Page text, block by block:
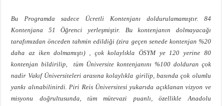
Bu Programda sadece Ücretli Kontenjanı doldurulamamıştır. 84
Kontenjana 51 Öğrenci yerleşmiştir. Bu kontenjanın dolmayacağı
tarafımızdan önceden tahmin edildiği (zira geçen senede kontenjan %20
daha az iken dolmamıştı) , çok kolaylıkla ÖSYM ye 120 yerine 80
kontenjan bildirilip, tüm Üniversite kontenjanını %100 dolduran çok
nadir Vakıf Üniversiteleri arasına kolaylıkla girilip, basında çok olumlu
yankı alınabilinirdi. Piri Reis Üniversitesi yukarıda açıklanan vizyon ve
misyonu doğrultusunda, tüm mütevazi puanlı, özellikle Anadolu